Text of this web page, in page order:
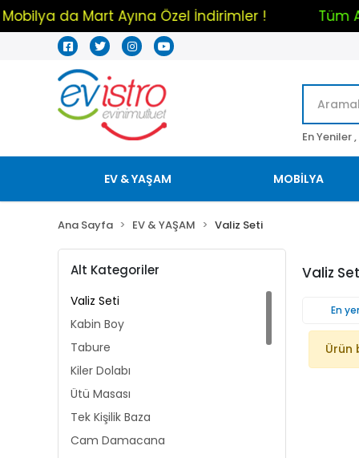
Mobilya da Mart Ayına Özel İndirimler !
En Yeniler ,
EV & YAŞAM MOBİLYA
Ana Sayfa EV & YAŞAM Valiz Seti
Alt Kategoriler
Valiz Seti
Kabin Boy
Tabure
Kiler Dolabı
Ütü Masası
Tek Kişilik Baza
Cam Damacana
Valiz
En
Ürün